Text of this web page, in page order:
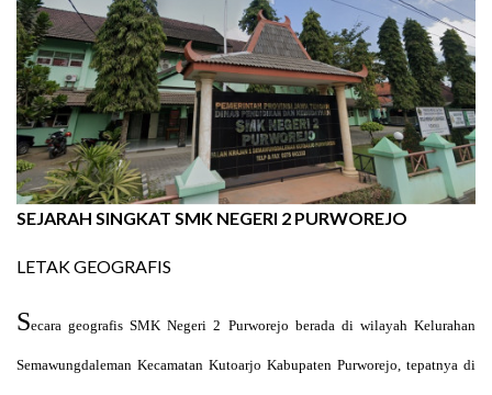
SEJARAH SINGKAT SMK NEGERI 2 PURWOREJO
LETAK GEOGRAFIS
Secara geografis SMK Negeri 2 Purworejo berada di wilayah Kelurahan
Semawungdaleman Kecamatan Kutoarjo Kabupaten Purworejo, tepatnya di